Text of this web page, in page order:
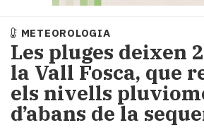
Societat
Política
i
municipis
Economia
i
METEOROLOGIA
Les pluges deixen
la Vall Fosca, que
els nivells
d’abans de la